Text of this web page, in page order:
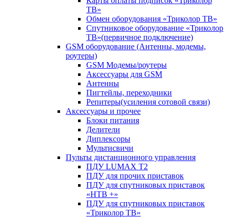
ТВ»
Обмен оборудования «Триколор ТВ»
Спутниковое оборудование «Триколор
ТВ»(первичное подключение)
GSM оборудование (Антенны, модемы,
роутеры)
GSM Модемы/роутеры
Аксессуары для GSM
Антенны
Пигтейлы, переходники
Репитеры(усиления сотовой связи)
Аксессуары и прочее
Блоки питания
Делители
Диплексоры
Мультисвичи
Пульты дистанционного управления
ПДУ LUMAX Т2
ПДУ для прочих приставок
ПДУ для спутниковых приставок
«НТВ +»
ПДУ для спутниковых приставок
«Триколор ТВ»